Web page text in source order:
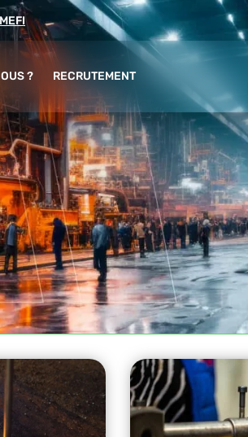
? RECRUTEMENT